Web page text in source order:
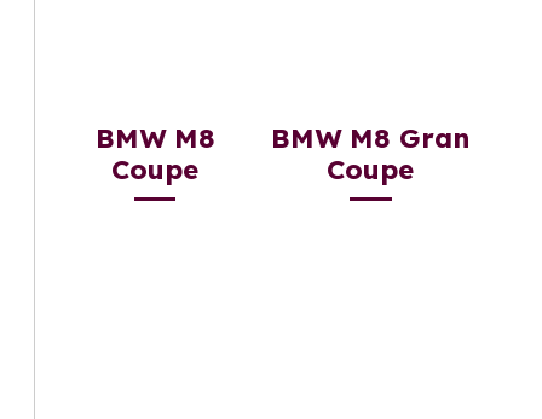
BMW M8
Coupe
BMW M8 Gran
Coupe